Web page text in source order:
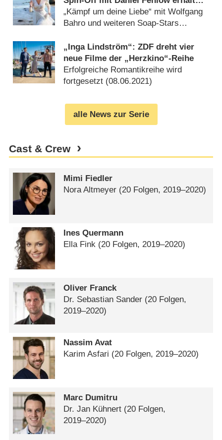
Starttermin
„Kämpf um deine Liebe“ mit Wolfgang
Bahro und weiteren Soap-Stars
„Inga Lindström“: ZDF dreht vier
neue Filme der „Herzkino“-Reihe
Erfolgreiche Romantikreihe wird
fortgesetzt (08.06.2021)
alle News zur Serie
Cast & Crew
Mimi Fiedler
Nora Altmeyer (20 Folgen, 2019⁠–⁠2020)
Ines Quermann
Ella Fink (20 Folgen, 2019⁠–⁠2020)
Oliver Franck
Dr. Sebastian Sander (20 Folgen,
2019⁠–⁠2020)
Nassim Avat
Karim Asfari (20 Folgen, 2019⁠–⁠2020)
Marc Dumitru
Dr. Jan Kühnert (20 Folgen,
2019⁠–⁠2020)